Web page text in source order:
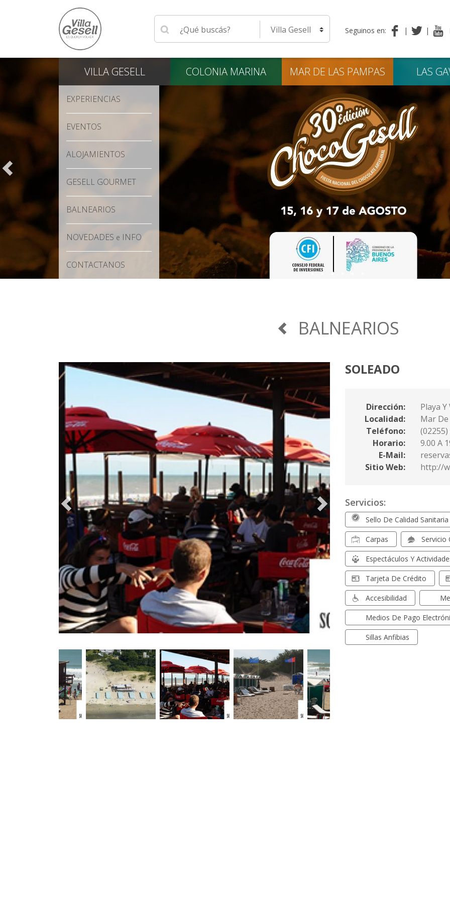
Seleccione una localidad
Seguinos en:
¡VUELVEN
45°
VILLAGESELL COLONIA MARINA MAR DE LAS PAMPAS LAS
EXPERIENCIAS
EVENTOS
ALOJAMIENTOS
GESELL GOURMET
BALNEARIOS
NOVEDADES e INFO
CONTACTANOS
BALNEARIOS
SOLEADO
Dirección:
Playa
Localidad:
Mar De
Teléfono:
Horario:
9.00 A
E-Mail:
Sitio Web:
http://
Servicios:
Sello De Calidad Sanitaria
Carpas Servicio
Espectáculos Y
Tarjeta De Crédito
Accesibilidad
Medios De Pago
Sillas Anfibias